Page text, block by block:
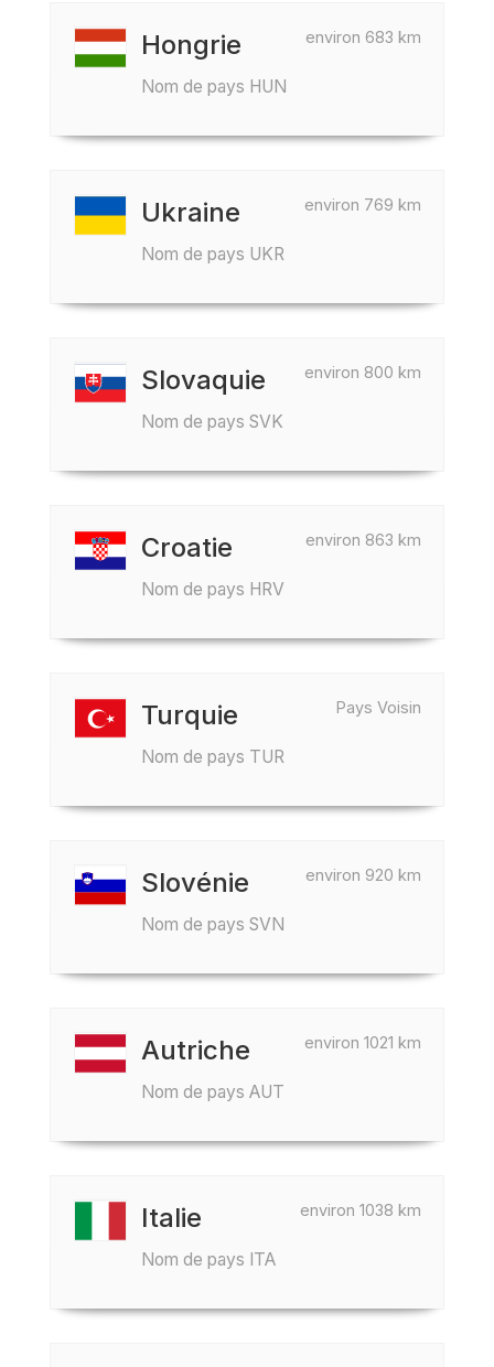
environ 683 km
Hongrie
Nom de pays HUN
environ 769 km
Ukraine
Nom de pays UKR
environ 800 km
Slovaquie
Nom de pays SVK
environ 863 km
Croatie
Nom de pays HRV
Pays Voisin
Turquie
Nom de pays TUR
environ 920 km
Slovénie
Nom de pays SVN
environ 1021 km
Autriche
Nom de pays AUT
environ 1038 km
Italie
Nom de pays ITA